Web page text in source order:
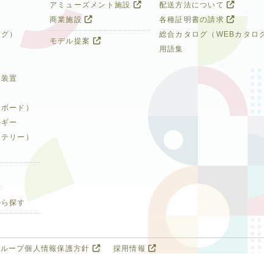
配送方法について
各種証明書の請求
総合カタログ（WEBカタロ
用語集
アミューズメント施設
商業施設
モデル提案
）
置
ード）
ー
リー）
探す
ープ個人情報保護方針 採用情報